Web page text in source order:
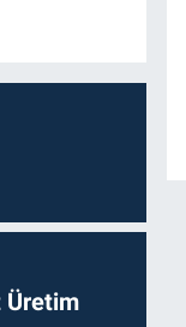
Üretim